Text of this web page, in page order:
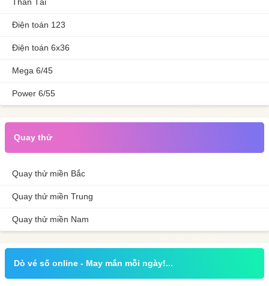
Điện toán 123
Điện toán 6x36
Mega 6/45
Power 6/55
Quay thử
Quay thử miền Bắc
Quay thử miền Trung
Quay thử miền Nam
Dò vé số online - May mắn mỗi ngày!...